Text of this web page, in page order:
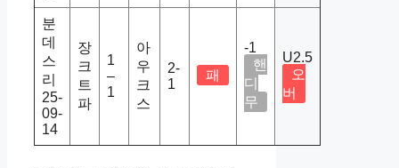
분
데
스
리
25-
09-
14
장
크
트
파
1
–
1
아
우
크
스
2-
1
패
-1
핸
디
무
U2.5
오
버